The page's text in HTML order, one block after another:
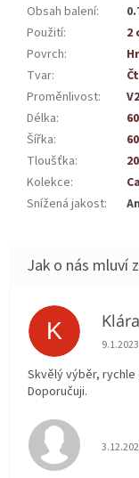
Obsah balení:
Použití: 2
Povrch:
Tvar:
Proměnlivost:
Délka:
Šířka:
Tloušťka:
20
Kolekce:
Snížená jakost:
K Klára
9.1.2023
Skvělý výběr,
Doporučuji.